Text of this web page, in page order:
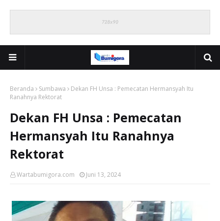
Beranda Sumbawa
Dekan FH Unsa : Pemecatan Hermansyah Itu
Ranahnya Rektorat
Dekan FH Unsa : Pemecatan
Hermansyah Itu Ranahnya
Rektorat
Wartabumigora.com Juni 13, 2024